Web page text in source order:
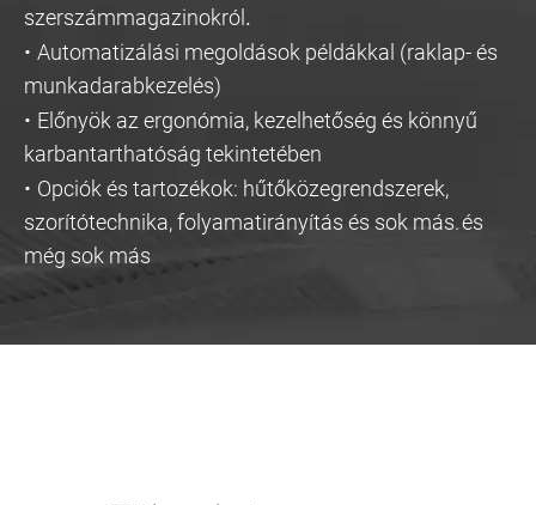
szerszámmagazinokról .
· Automatizálási megoldások példákkal (raklap- és
munkadarabkezelés)
· Előnyök az ergonómia, kezelhetőség és könnyű
karbantarthatóság tekintetében
· Opciók és tartozékok: hűtőközegrendszerek,
szorítótechnika, folyamatirányítás és sok más. és
még sok más